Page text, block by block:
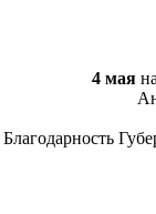
4 мая
Благодарность